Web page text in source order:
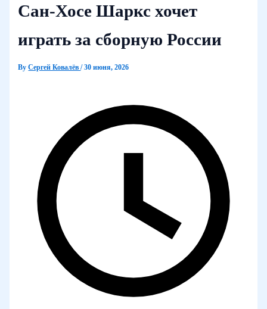
Сан-Хосе Шаркс хочет
играть за сборную России
ByСергей Ковалёв/30 июня, 2026